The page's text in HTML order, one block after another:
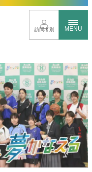
訪問者別 MENU